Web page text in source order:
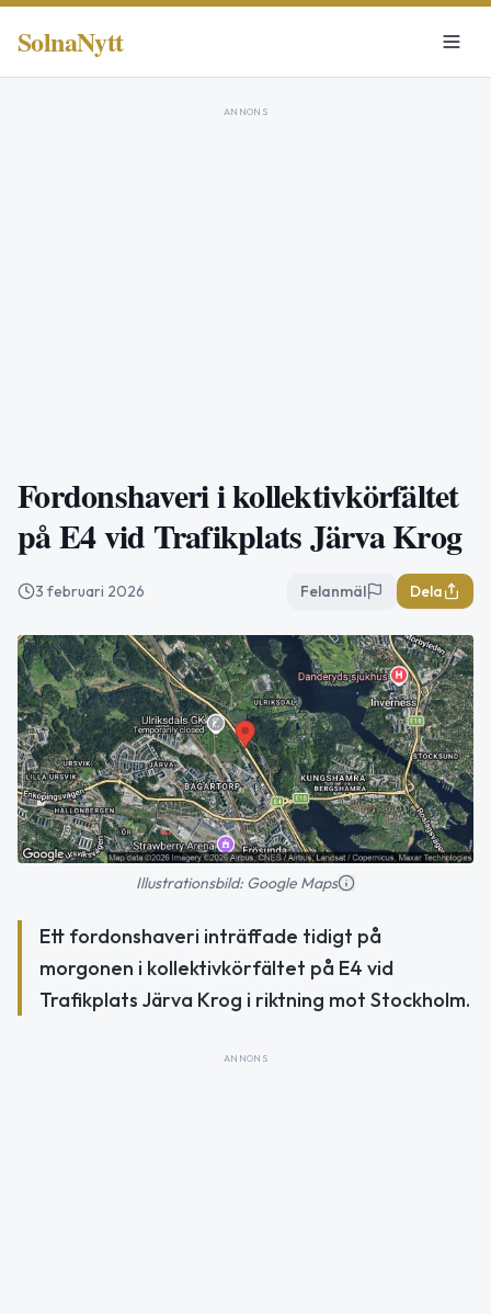
SolnaNytt
ANNONS
Fordonshaveri i kollektivkörfältet
på E4 vid Trafikplats Järva Krog
3 februari 2026 Felanmäl Dela
Illustrationsbild: Google Maps
Ett fordonshaveri inträffade tidigt på
morgonen i kollektivkörfältet på E4 vid
Trafikplats Järva Krog i riktning mot Stockholm.
ANNONS